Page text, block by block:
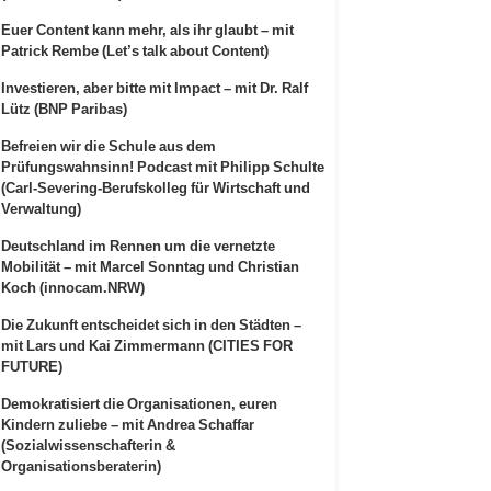
Euer Content kann mehr, als ihr glaubt – mit
Patrick Rembe (Let’s talk about Content)
Investieren, aber bitte mit Impact – mit Dr. Ralf
Lütz (BNP Paribas)
Befreien wir die Schule aus dem
Prüfungswahnsinn! Podcast mit Philipp Schulte
(Carl-Severing-Berufskolleg für Wirtschaft und
Verwaltung)
Deutschland im Rennen um die vernetzte
Mobilität – mit Marcel Sonntag und Christian
Koch (innocam.NRW)
Die Zukunft entscheidet sich in den Städten –
mit Lars und Kai Zimmermann (CITIES FOR
FUTURE)
Demokratisiert die Organisationen, euren
Kindern zuliebe – mit Andrea Schaffar
(Sozialwissenschafterin &
Organisationsberaterin)